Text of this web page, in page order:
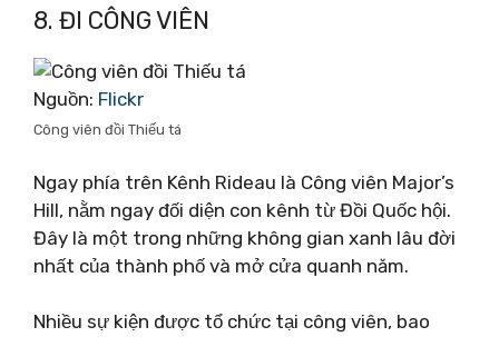
8. ĐI CÔNG VIÊN
Nguồn: Flickr
Công viên đồi Thiếu tá
Ngay phía trên Kênh Rideau là Công viên Major’s
Hill, nằm ngay đối diện con kênh từ Đồi Quốc hội.
Đây là một trong những không gian xanh lâu đời
nhất của thành phố và mở cửa quanh năm.
Nhiều sự kiện được tổ chức tại công viên, bao